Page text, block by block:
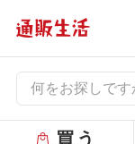
買う